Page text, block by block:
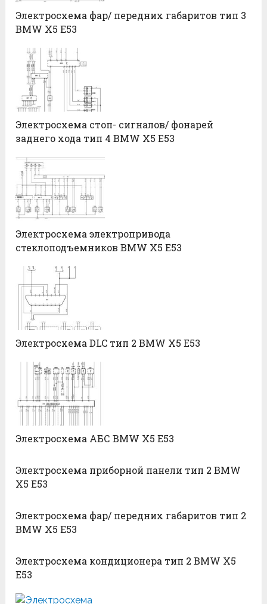
Электросхема фар/ передних габаритов тип 3
BMW X5 E53
Электросхема стоп- сигналов/ фонарей
заднего хода тип 4 BMW X5 E53
Электросхема электропривода
стеклоподъемников BMW X5 E53
Электросхема DLC тип 2 BMW X5 E53
Электросхема АБС BMW X5 E53
Электросхема приборной панели тип 2 BMW
X5 E53
Электросхема фар/ передних габаритов тип 2
BMW X5 E53
Электросхема кондиционера тип 2 BMW X5
E53